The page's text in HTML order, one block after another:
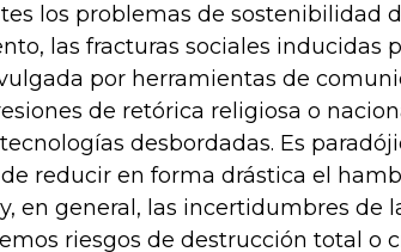
los problemas de sostenibilidad
las fracturas sociales inducidas
por herramientas de
de retórica religiosa o
desbordadas. Es
reducir en forma drástica el
en general, las incertidumbres de
riesgos de destrucción total o